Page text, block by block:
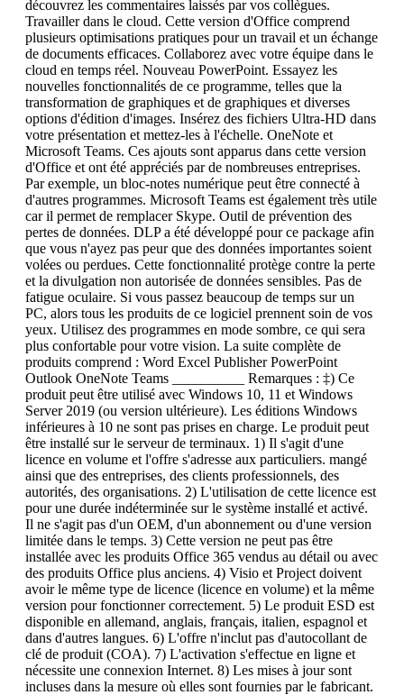
découvrez les commentaires laissés par vos collègues.
Travailler dans le cloud. Cette version d'Office comprend
plusieurs optimisations pratiques pour un travail et un échange
de documents efficaces. Collaborez avec votre équipe dans le
cloud en temps réel. Nouveau PowerPoint. Essayez les
nouvelles fonctionnalités de ce programme, telles que la
transformation de graphiques et de graphiques et diverses
options d'édition d'images. Insérez des fichiers Ultra-HD dans
votre présentation et mettez-les à l'échelle. OneNote et
Microsoft Teams. Ces ajouts sont apparus dans cette version
d'Office et ont été appréciés par de nombreuses entreprises.
Par exemple, un bloc-notes numérique peut être connecté à
d'autres programmes. Microsoft Teams est également très utile
car il permet de remplacer Skype. Outil de prévention des
pertes de données. DLP a été développé pour ce package afin
que vous n'ayez pas peur que des données importantes soient
volées ou perdues. Cette fonctionnalité protège contre la perte
et la divulgation non autorisée de données sensibles. Pas de
fatigue oculaire. Si vous passez beaucoup de temps sur un
PC, alors tous les produits de ce logiciel prennent soin de vos
yeux. Utilisez des programmes en mode sombre, ce qui sera
plus confortable pour votre vision. La suite complète de
produits comprend : Word Excel Publisher PowerPoint
Outlook OneNote Teams __________ Remarques : ‡) Ce
produit peut être utilisé avec Windows 10, 11 et Windows
Server 2019 (ou version ultérieure). Les éditions Windows
inférieures à 10 ne sont pas prises en charge. Le produit peut
être installé sur le serveur de terminaux. 1) Il s'agit d'une
licence en volume et l'offre s'adresse aux particuliers. mangé
ainsi que des entreprises, des clients professionnels, des
autorités, des organisations. 2) L'utilisation de cette licence est
pour une durée indéterminée sur le système installé et activé.
Il ne s'agit pas d'un OEM, d'un abonnement ou d'une version
limitée dans le temps. 3) Cette version ne peut pas être
installée avec les produits Office 365 vendus au détail ou avec
des produits Office plus anciens. 4) Visio et Project doivent
avoir le même type de licence (licence en volume) et la même
version pour fonctionner correctement. 5) Le produit ESD est
disponible en allemand, anglais, français, italien, espagnol et
dans d'autres langues. 6) L'offre n'inclut pas d'autocollant de
clé de produit (COA). 7) L'activation s'effectue en ligne et
nécessite une connexion Internet. 8) Les mises à jour sont
incluses dans la mesure où elles sont fournies par le fabricant.